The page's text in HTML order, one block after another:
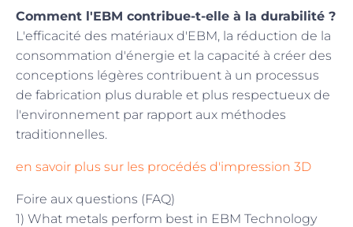
Comment l'EBM contribue-t-elle à la durabilité ?
L'efficacité des matériaux d'EBM, la réduction de la
consommation d'énergie et la capacité à créer des
conceptions légères contribuent à un processus
de fabrication plus durable et plus respectueux de
l'environnement par rapport aux méthodes
traditionnelles.
en savoir plus sur les procédés d'impression 3D
Foire aux questions (FAQ)
1) What metals perform best in EBM Technology